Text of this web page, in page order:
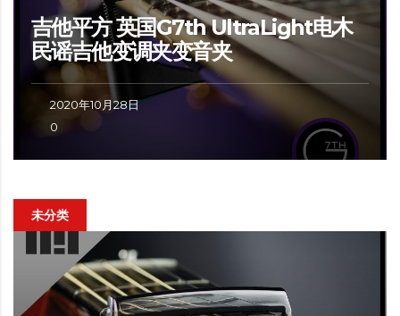
吉他平方 英国G7th UltraLight电木
民谣吉他变调夹变音夹
2020年10月28日
0
未分类